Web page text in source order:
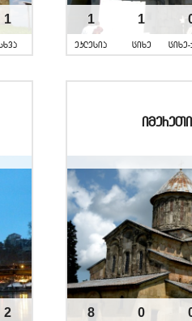
1
sxva
1
eklesia
1
cixe cixe-
2
imereTi
8 0